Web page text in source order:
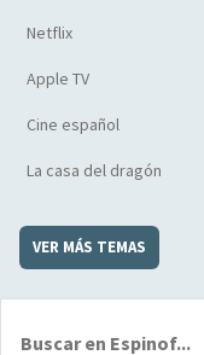
Netflix
Apple TV
Cine español
La casa del dragón
VER MÁS TEMAS